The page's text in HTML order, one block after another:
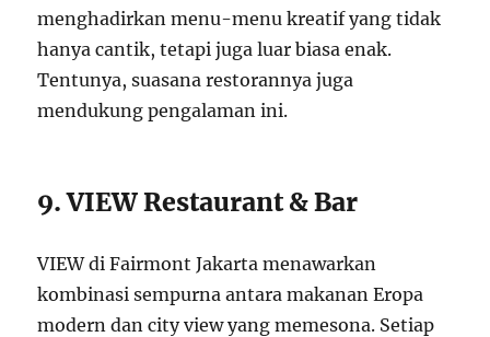
menghadirkan menu-menu kreatif yang tidak
hanya cantik, tetapi juga luar biasa enak.
Tentunya, suasana restorannya juga
mendukung pengalaman ini.
9. VIEW Restaurant & Bar
VIEW di Fairmont Jakarta menawarkan
kombinasi sempurna antara makanan Eropa
modern dan city view yang memesona. Setiap